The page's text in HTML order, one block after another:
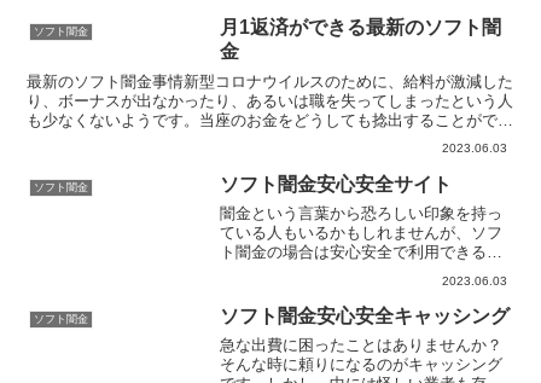
ソフト闇金
月1返済ができる最新のソフト闇
金
最新のソフト闇金事情新型コロナウイルスのために、給料が激減した
り、ボーナスが出なかったり、あるいは職を失ってしまったという人
も少なくないようです。当座のお金をどうしても捻出することができ
2023.06.03
ソフト闇金 ソフト闇金安心安全サイト
闇金という言葉から恐ろしい印象を持っ
ている人もいるかもしれませんが、ソフ
ト闇金の場合は安心安全で利用できるケ
面する方法がない、主婦や無職だけどす
ぐにお金が必要という場合は安心して利
用できるソフト闇金の申し...
2023.06.03
ソフト闇金 ソフト闇金安心安全キャッシング
急な出費に困ったことはありませんか？
そんな時に頼りになるのがキャッシング